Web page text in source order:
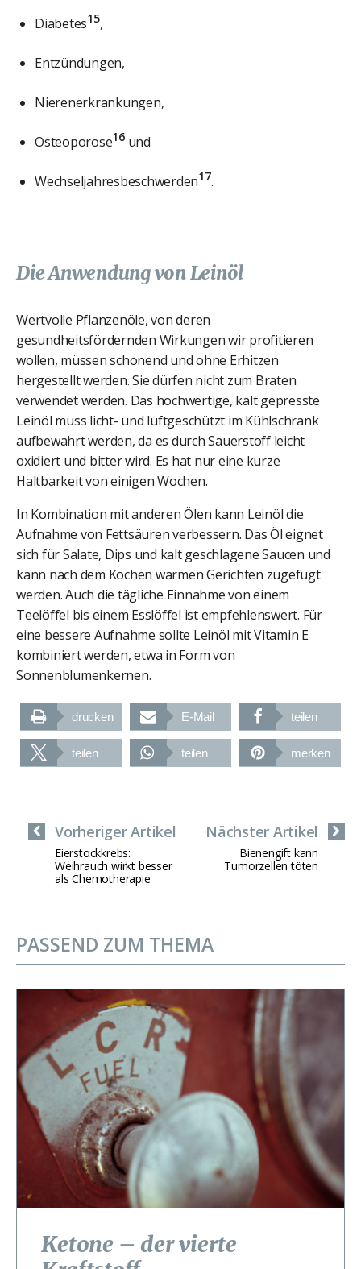
Diabetes15,
Entzündungen,
Nierenerkrankungen,
Osteoporose16und
Wechseljahresbeschwerden17.
Die Anwendung von Leinöl
Wertvolle Pflanzenöle, von deren
gesundheitsfördernden Wirkungen wir profitieren
wollen, müssen schonend und ohne Erhitzen
hergestellt werden. Sie dürfen nicht zum Braten
verwendet werden. Das hochwertige, kalt gepresste
Leinöl muss licht- und luftgeschützt im Kühlschrank
aufbewahrt werden, da es durch Sauerstoff leicht
oxidiert und bitter wird. Es hat nur eine kurze
Haltbarkeit von einigen Wochen.
In Kombination mit anderen Ölen kann Leinöl die
Aufnahme von Fettsäuren verbessern. Das Öl eignet
sich für Salate, Dips und kalt geschlagene Saucen und
kann nach dem Kochen warmen Gerichten zugefügt
werden. Auch die tägliche Einnahme von einem
Teelöffel bis einem Esslöffel ist empfehlenswert. Für
eine bessere Aufnahme sollte Leinöl mit Vitamin E
kombiniert werden, etwa in Form von
Sonnenblumenkernen.
drucken E-Mail teilen
teilen teilen merken
Nächster Artikel
Bienengift kann
Tumorzellen töten
Vorheriger Artikel
Eierstockkrebs:
Weihrauch wirkt besser
als Chemotherapie
PASSEND ZUM THEMA
Ketone – der vierte